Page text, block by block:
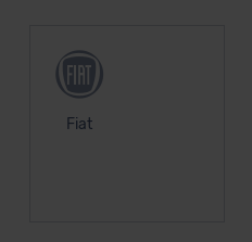
Fiat